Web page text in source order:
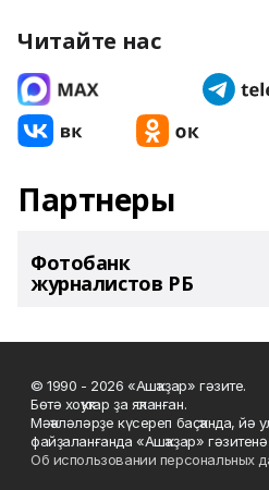
Читайте нас
Партнеры
Фотобанк
журналистов РБ
© 1990 - 2026 «Ашҡаҙар» гәзите.
Бөтә хоҡуҡтар ҙа яҡланған.
Мәҡәләләрҙе күсереп баҫҡанда, йә
файҙаланғанда «Ашҡаҙар»
Об использовании персональных